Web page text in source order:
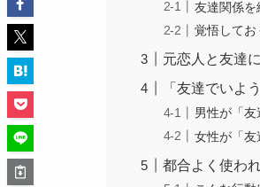
友達関係を
覚悟してお
元恋人と友達
「友達でいよ
男性が「
女性が「
都合よく使わ